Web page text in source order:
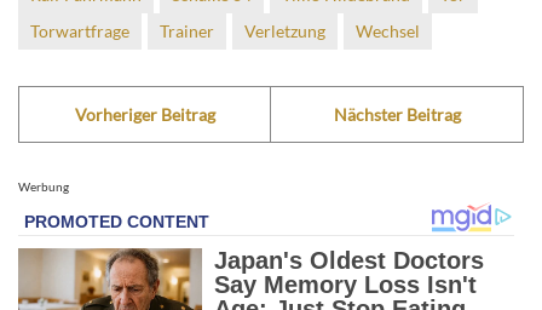
Torwartfrage
Trainer Verletzung Wechsel
Vorheriger Beitrag Nächster Beitrag
Werbung